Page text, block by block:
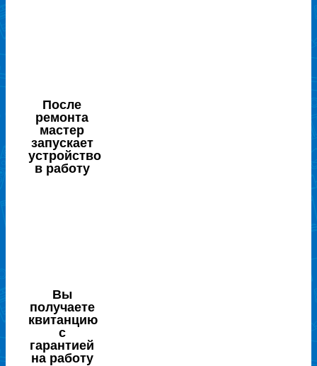
После
ремонта
мастер
запускает
устройство
в работу
Вы
получаете
квитанцию
с
гарантией
на работу